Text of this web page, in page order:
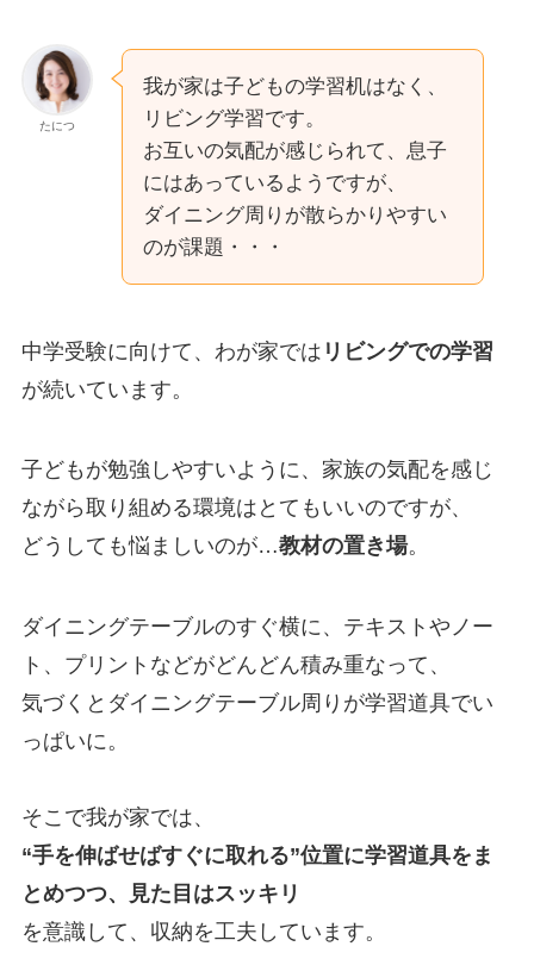
たにつ
我が家は子どもの学習机はなく、
リビング学習です。
お互いの気配が感じられて、息子
にはあっているようですが、
ダイニング周りが散らかりやすい
のが課題・・・
中学受験に向けて、わが家では リビングでの学習
が続いています。
子どもが勉強しやすいように、家族の気配を感じ
ながら取り組める環境はとてもいいのですが、
どうしても悩ましいのが…教材の置き場。
ダイニングテーブルのすぐ横に、テキストやノー
ト、プリントなどがどんどん積み重なって、
気づくとダイニングテーブル周りが学習道具でい
っぱいに。
そこで我が家では、
“手を伸ばせばすぐに取れる”位置に学習道具をま
とめつつ、見た目はスッキリ
を意識して、収納を工夫しています。